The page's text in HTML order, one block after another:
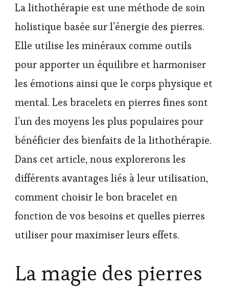
La lithothérapie est une méthode de soin
holistique basée sur l’énergie des pierres.
Elle utilise les minéraux comme outils
pour apporter un équilibre et harmoniser
les émotions ainsi que le corps physique et
mental. Les bracelets en pierres fines sont
l’un des moyens les plus populaires pour
bénéficier des bienfaits de la lithothérapie.
Dans cet article, nous explorerons les
différents avantages liés à leur utilisation,
comment choisir le bon bracelet en
fonction de vos besoins et quelles pierres
utiliser pour maximiser leurs effets.
La magie des pierres